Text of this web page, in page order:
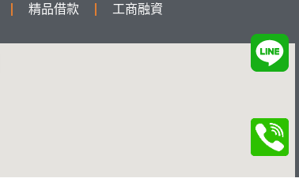
精品借款 工商融資